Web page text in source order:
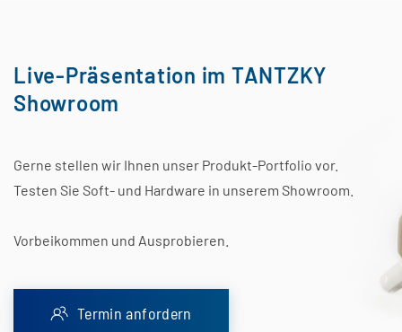
Live-Präsentation im TANTZKY
Showroom
Gerne stellen wir Ihnen unser Produkt-Portfolio vor.
Testen Sie Soft- und Hardware in unserem Showroom.
Vorbeikommen und Ausprobieren.
Termin anfordern